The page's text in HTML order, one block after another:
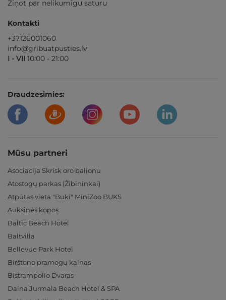
Ziņot par nelikumīgu saturu
Kontakti
+37126001060
info@gribuatpusties.lv
I - VII 10:00 - 21:00
Draudzēsimies:
Mūsu partneri
Asociacija Skrisk oro balionu
Atostogų parkas (Žibininkai)
Atpūtas vieta "Buki" MiniZoo BUKS
Auksinės kopos
Baltic Beach Hotel
Baltvilla
Bellevue Park Hotel
Birštono pramogų kalnas
Bistrampolio Dvaras
Daina Jurmala Beach Hotel & SPA